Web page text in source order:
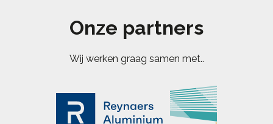
Onze partners
Wij werken graag samen met..